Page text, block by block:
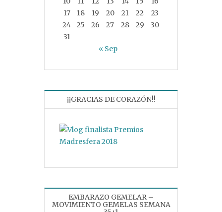
17
18 19 20 21 22
23
24
25 26 27 28 29
30
31
« Sep
¡¡GRACIAS DE CORAZÓN!!
EMBARAZO GEMELAR –
MOVIMIENTO GEMELAS SEMANA